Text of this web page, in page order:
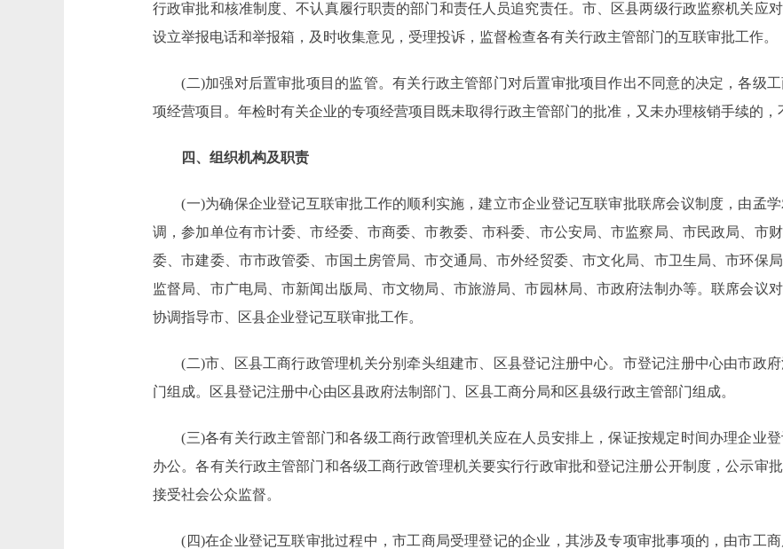
行政审批和核准制度、不认真履行职责的部门和责任人员追究责任。市、区县两级行政监察机关应
设立举报电话和举报箱，及时收集意见，受理投诉，监督检查各有关行政主管部门的互联审批工作。
(二)加强对后置审批项目的监管。有关行政主管部门对后置审批项目作出不同意的决定，各级
项经营项目。年检时有关企业的专项经营项目既未取得行政主管部门的批准，又未办理核销手续的，
四、组织机构及职责
(一)为确保企业登记互联审批工作的顺利实施，建立市企业登记互联审批联席会议制度，由孟
调，参加单位有市计委、市经委、市商委、市教委、市科委、市公安局、市监察局、市民政局、市
委、市建委、市市政管委、市国土房管局、市交通局、市外经贸委、市文化局、市卫生局、市环保
监督局、市广电局、市新闻出版局、市文物局、市旅游局、市园林局、市政府法制办等。联席会议
协调指导市、区县企业登记互联审批工作。
(二)市、区县工商行政管理机关分别牵头组建市、区县登记注册中心。市登记注册中心由市政
门组成。区县登记注册中心由区县政府法制部门、区县工商分局和区县级行政主管部门组成。
(三)各有关行政主管部门和各级工商行政管理机关应在人员安排上，保证按规定时间办理企业登
办公。各有关行政主管部门和各级工商行政管理机关要实行行政审批和登记注册公开制度，公示审
接受社会公众监督。
(四)在企业登记互联审批过程中，市工商局受理登记的企业，其涉及专项审批事项的，由市工商